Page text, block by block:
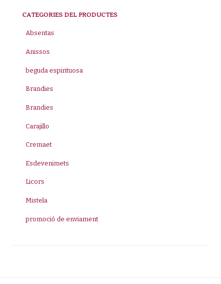
CATEGORIES DEL PRODUCTES
Absentas
Anissos
beguda espirituosa
Brandies
Brandies
Carajillo
Cremaet
Esdevenimets
Licors
Mistela
promoció de enviament